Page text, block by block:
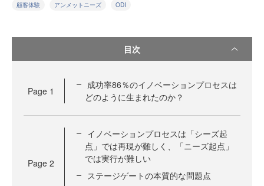
顧客体験 アンメットニーズ ODI
目次
Page 1
成功率86％のイノベーションプロセスは
どのように生まれたのか？
Page 2
イノベーションプロセスは「シーズ起
点」では再現が難しく、「ニーズ起点」
では実行が難しい
ステージゲートの本質的な問題点